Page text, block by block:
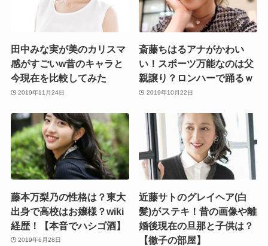
田中みな実が美のカリスマ
感がすごいw昔のキャラと
今現在を比較してみた
2019年11月24日
斎藤ちはるアナがかわい
い！スポーツ万能なのは父
親譲り？ロンハーで踊るｗ
2019年10月22日
藤本万梨乃の性格は？東大
出身で高校はお嬢様？wiki
経歴！【本音でハシゴ酒】
2019年6月28日
近藤サトのグレイヘア(白
髪)がステキ！昔の画像や離
婚後現在の旦那と子供は？
【徹子の部屋】